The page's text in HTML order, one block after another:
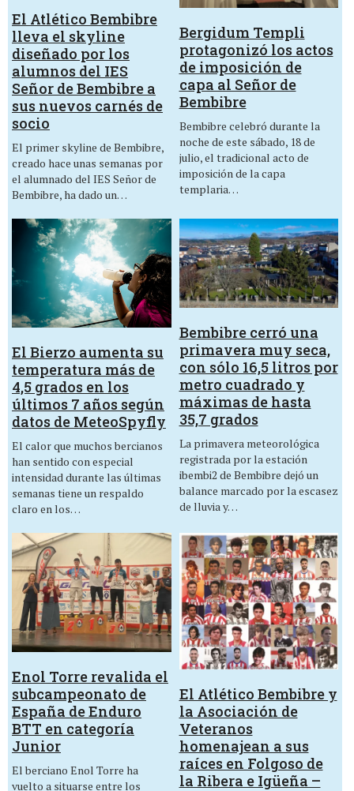
El Atlético Bembibre
lleva el skyline
diseñado por los
alumnos del IES
Señor de Bembibre a
sus nuevos carnés de
socio
El primer skyline de Bembibre,
creado hace unas semanas por
el alumnado del IES Señor de
Bembibre, ha dado un…
Bergidum Templi
protagonizó los actos
de imposición de
capa al Señor de
Bembibre
Bembibre celebró durante la
noche de este sábado, 18 de
julio, el tradicional acto de
imposición de la capa
templaria…
El Bierzo aumenta su
temperatura más de
4,5 grados en los
últimos 7 años según
datos de MeteoSpyfly
El calor que muchos bercianos
han sentido con especial
intensidad durante las últimas
semanas tiene un respaldo
claro en los…
Bembibre cerró una
primavera muy seca,
con sólo 16,5 litros por
metro cuadrado y
máximas de hasta
35,7 grados
La primavera meteorológica
registrada por la estación
ibembi2 de Bembibre dejó un
balance marcado por la escasez
de lluvia y…
Enol Torre revalida el
subcampeonato de
España de Enduro
BTT en categoría
Junior
El berciano Enol Torre ha
vuelto a situarse entre los
El Atlético Bembibre y
la Asociación de
Veteranos
homenajean a sus
raíces en Folgoso de
la Ribera e Igüeña –